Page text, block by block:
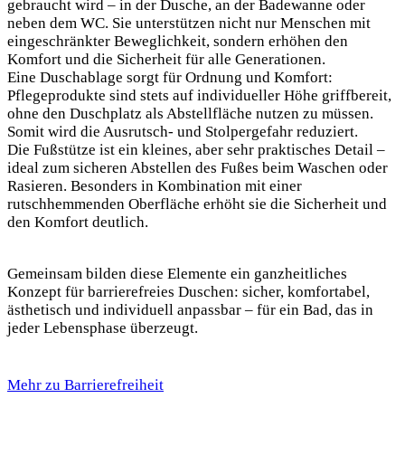
gebraucht wird – in der Dusche, an der Badewanne oder
neben dem WC. Sie unterstützen nicht nur Menschen mit
eingeschränkter Beweglichkeit, sondern erhöhen den
Komfort und die Sicherheit für alle Generationen.
Eine Duschablage sorgt für Ordnung und Komfort:
Pflegeprodukte sind stets auf individueller Höhe griffbereit,
ohne den Duschplatz als Abstellfläche nutzen zu müssen.
Somit wird die Ausrutsch- und Stolpergefahr reduziert.
Die Fußstütze ist ein kleines, aber sehr praktisches Detail –
ideal zum sicheren Abstellen des Fußes beim Waschen oder
Rasieren. Besonders in Kombination mit einer
rutschhemmenden Oberfläche erhöht sie die Sicherheit und
den Komfort deutlich.
Gemeinsam bilden diese Elemente ein ganzheitliches
Konzept für barrierefreies Duschen: sicher, komfortabel,
ästhetisch und individuell anpassbar – für ein Bad, das in
jeder Lebensphase überzeugt.
Mehr zu Barrierefreiheit